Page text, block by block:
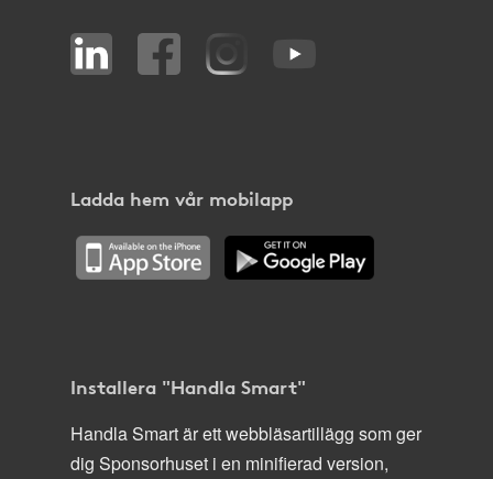
Ladda hem vår mobilapp
Installera "Handla Smart"
Handla Smart är ett webbläsartillägg som ger
dig Sponsorhuset i en minifierad version,